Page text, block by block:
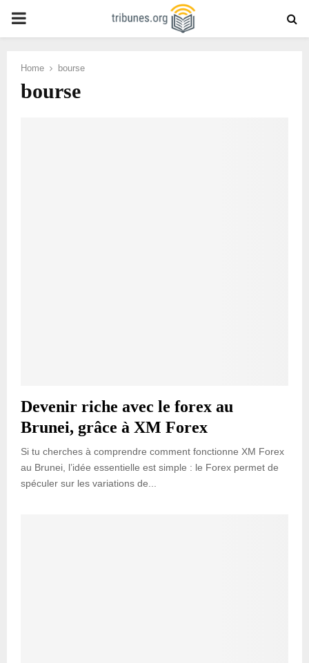
PRIMARY
Home bourse
bourse
Devenir riche avec le forex au
Brunei, grâce à XM Forex
Si tu cherches à comprendre comment fonctionne XM Forex
au Brunei, l’idée essentielle est simple : le Forex permet de
spéculer sur les variations de...